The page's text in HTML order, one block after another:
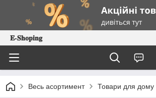
𝐄-𝐒𝐡𝐨𝐩𝐢𝐧𝐠
Весь асортимент Товари для дому